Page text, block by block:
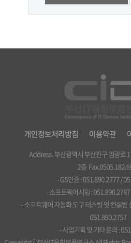
개인정보처리방침 이용약관
Address. 부산광역시 부산진구 엄광로
2층
- GS인증 : 051.890.2777 /
- 소프트웨어시험 :
- 소프트웨어 자동화 도구 테스팅 및 컨설
051.890.2757
- 사업기획 및 기타 문의 :